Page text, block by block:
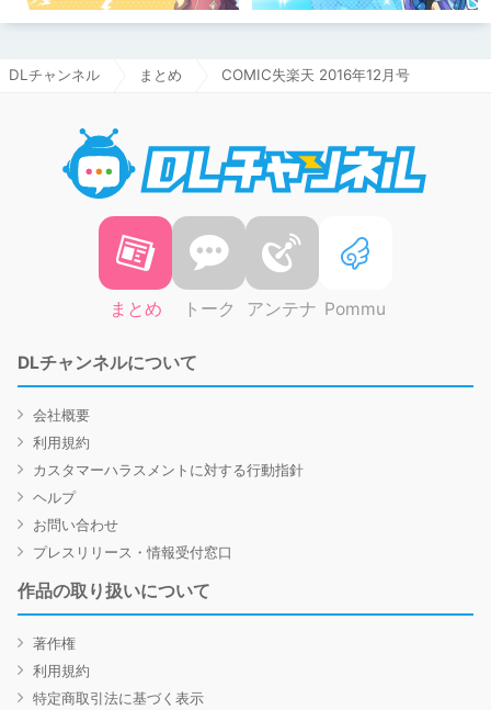
DLチャンネル まとめ COMIC失楽天 2016年12月号
まとめ トーク アンテナ Pommu
DLチャンネルについて
会社概要
利用規約
カスタマーハラスメントに対する行動指針
ヘルプ
お問い合わせ
プレスリリース・情報受付窓口
作品の取り扱いについて
著作権
利用規約
特定商取引法に基づく表示